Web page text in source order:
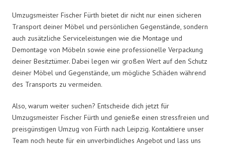
Umzugsmeister Fischer Fürth bietet dir nicht nur einen sicheren
Transport deiner Möbel und persönlichen Gegenstände, sondern
auch zusätzliche Serviceleistungen wie die Montage und
Demontage von Möbeln sowie eine professionelle Verpackung
deiner Besitztümer. Dabei legen wir großen Wert auf den Schutz
deiner Möbel und Gegenstände, um mögliche Schäden während
des Transports zu vermeiden.
Also, warum weiter suchen? Entscheide dich jetzt für
Umzugsmeister Fischer Fürth und genieße einen stressfreien und
preisgünstigen Umzug von Fürth nach Leipzig. Kontaktiere unser
Team noch heute für ein unverbindliches Angebot und lass uns